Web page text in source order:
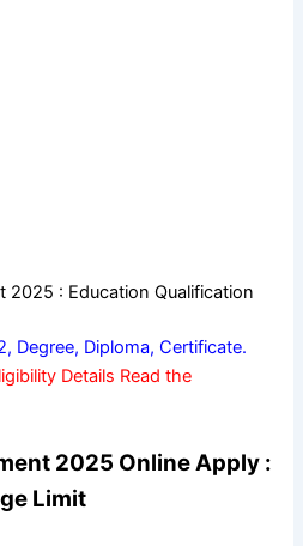
2025 : Education Qualification
Degree, Diploma, Certificate.
Details Read the
2025 Online Apply :
Limit